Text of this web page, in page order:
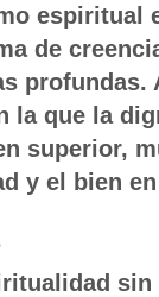
espiritual
de
profundas.
la que la
superior,
y el bien